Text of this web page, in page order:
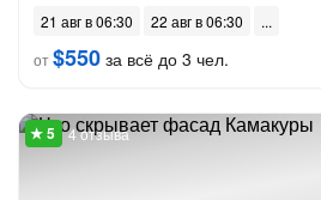
21 авг в 06:30
22 авг в 06:30
от$550 за всё до 3 чел.
4 отзыва